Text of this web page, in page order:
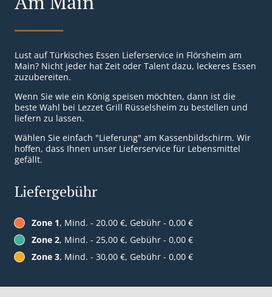
Lust auf Türkisches Essen Lieferservice in Flörsheim am
Main? Nicht jeder hat Zeit oder Talent dazu, leckeres Essen
zuzubereiten.
Wenn Sie wie ein König speisen möchten, dann ist die
beste Wahl bei Lezzet Grill Rüsselsheim zu bestellen und
liefern zu lassen.
Wählen Sie einfach "Lieferung" am Kassenbildschirm. Wir
hoffen, dass Ihnen unser Lieferservice für Lebensmittel
gefällt.
Liefergebühr
Zone 1, Mind. - 20,00 €, Gebühr - 0,00 €
Zone 2, Mind. - 25,00 €, Gebühr - 0,00 €
Zone 3, Mind. - 30,00 €, Gebühr - 0,00 €